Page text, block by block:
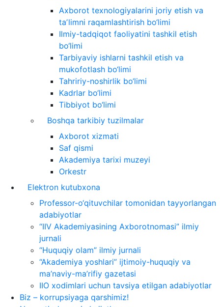
Axborot texnologiyalarini joriy etish va
taʼlimni raqamlashtirish bo‘limi
Ilmiy-tadqiqot faoliyatini tashkil etish
bo‘limi
Tarbiyaviy ishlarni tashkil etish va
mukofotlash bo‘limi
Tahririy-noshirlik bo‘limi
Kadrlar bo‘limi
Tibbiyot bo‘limi
Boshqa tarkibiy tuzilmalar
Axborot xizmati
Saf qismi
Akademiya tarixi muzeyi
Orkestr
Elektron kutubxona
Professor-o‘qituvchilar tomonidan tayyorlangan
adabiyotlar
“IIV Akademiyasining Axborotnomasi” ilmiy
jurnali
“Huquqiy olam” ilmiy jurnali
“Akademiya yoshlari” ijtimoiy-huquqiy va
ma’naviy-ma’rifiy gazetasi
IIO xodimlari uchun tavsiya etilgan adabiyotlar
Biz – korrupsiyaga qarshimiz!